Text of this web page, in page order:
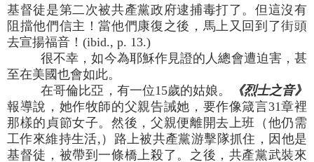
基督徒是第二次被共產黨政府逮捕毒打了。但這沒有
阻擋他們信主！當他們康復之後，馬上又回到了街頭
去宣揚福音！(ibid., p. 13.)
很不幸，如今為耶穌作見證的人總會遭迫害，甚
至在美國也會如此。
在哥倫比亞，有一位15歲的姑娘。
《烈士之音》
報導說，她作牧師的父親告誡她，要作像箴言31章裡
那樣的貞節女子。然後，父親便離開去上班（他仍需
工作來維持生活,）路上被共產黨游擊隊抓住，因他是
基督徒，被帶到一條橋上殺了。之後，共產黨武裝來